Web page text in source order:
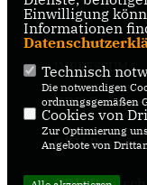
IMPRESSUM
CDU
CDU
Einwilligung
Informationen
Technisch
Die notwendigen
ordnungsgemäßen
Cookies von
Zur Optimierung
Angebote von